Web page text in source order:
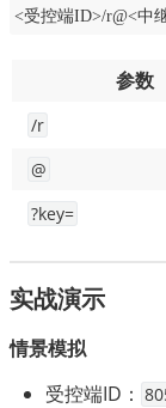
<受控端ID>/r@<中
参数
/r
@
?key=
实战演示
情景模拟
受控端ID：